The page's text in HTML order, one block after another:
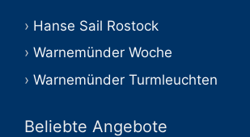
Hanse Sail Rostock
Warnemünder Woche
Warnemünder Turmleuchten
Beliebte Angebote